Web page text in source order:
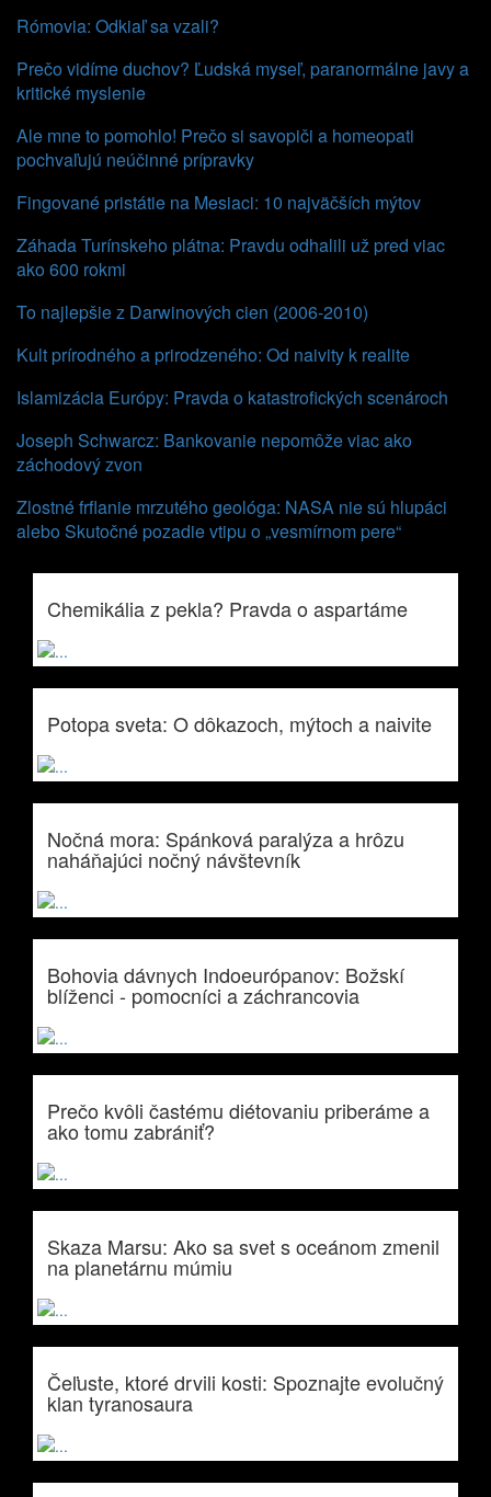
Rómovia: Odkiaľ sa vzali?
Prečo vidíme duchov? Ľudská myseľ, paranormálne javy a
kritické myslenie
Ale mne to pomohlo! Prečo si savopiči a homeopati
pochvaľujú neúčinné prípravky
Fingované pristátie na Mesiaci: 10 najväčších mýtov
Záhada Turínskeho plátna: Pravdu odhalili už pred viac
ako 600 rokmi
To najlepšie z Darwinových cien (2006-2010)
Kult prírodného a prirodzeného: Od naivity k realite
Islamizácia Európy: Pravda o katastrofických scenároch
Joseph Schwarcz: Bankovanie nepomôže viac ako
záchodový zvon
Zlostné frflanie mrzutého geológa: NASA nie sú hlupáci
alebo Skutočné pozadie vtipu o „vesmírnom pere“
Chemikália z pekla? Pravda o aspartáme
Potopa sveta: O dôkazoch, mýtoch a naivite
Nočná mora: Spánková paralýza a hrôzu
naháňajúci nočný návštevník
Bohovia dávnych Indoeurópanov: Božskí
blíženci - pomocníci a záchrancovia
Prečo kvôli častému diétovaniu priberáme a
ako tomu zabrániť?
Skaza Marsu: Ako sa svet s oceánom zmenil
na planetárnu múmiu
Čeľuste, ktoré drvili kosti: Spoznajte evolučný
klan tyranosaura